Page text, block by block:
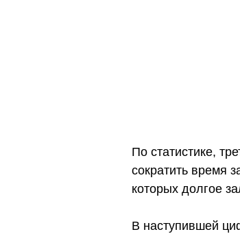
По статистике,
сократить время
которых долгое
В наступившей